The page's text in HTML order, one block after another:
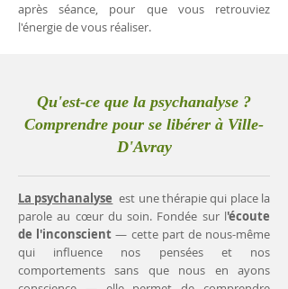
après séance, pour que vous retrouviez
l'énergie de vous réaliser.
Qu'est-ce que la psychanalyse ?
Comprendre pour se libérer à Ville-
D'Avray
La psychanalyse est une thérapie qui place la
parole au cœur du soin. Fondée sur l'écoute
de l'inconscient— cette part de nous-même
qui influence nos pensées et nos
comportements sans que nous en ayons